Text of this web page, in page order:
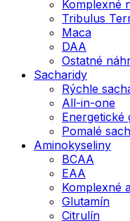
Komplexné
Tribulus
Maca
DAA
Ostatné
Sacharidy
Rýchle
All-in-one
Energetické
Pomalé
Aminokyseliny
BCAA
EAA
Komplexné
Glutamín
Citrulín